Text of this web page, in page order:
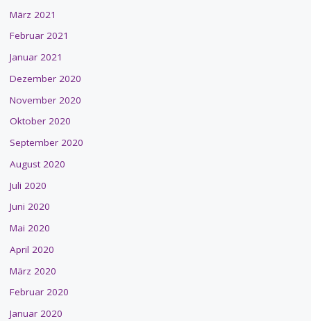
März 2021
Februar 2021
Januar 2021
Dezember 2020
November 2020
Oktober 2020
September 2020
August 2020
Juli 2020
Juni 2020
Mai 2020
April 2020
März 2020
Februar 2020
Januar 2020